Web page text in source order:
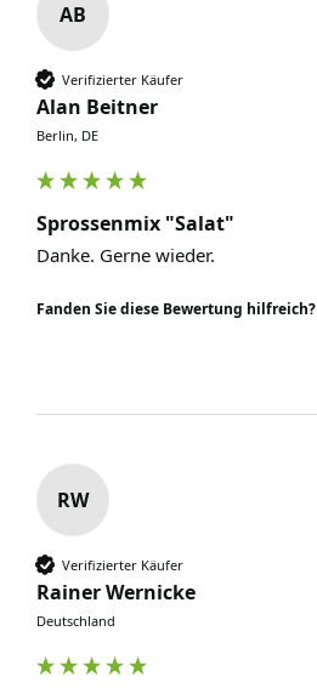
AB
Verifizierter Käufer
Alan Beitner
Berlin, DE
Sprossenmix "Salat"
Danke. Gerne wieder.
Fanden Sie diese Bewertung hilfreich?
RW
Verifizierter Käufer
Rainer Wernicke
Deutschland